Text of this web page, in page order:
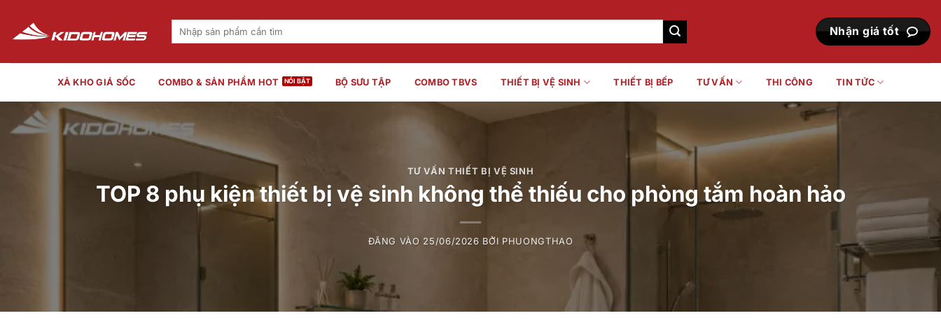
nội
dung
Tìm
Nhận giá tốt
XẢ KHO GIÁ SỐC COMBO & SẢN PHẨM HOT BỘ SƯU TẬP COMBO TBVS THIẾT BỊ VỆ SINH THIẾT BỊ BẾP TƯ VẤN THI CÔNG TIN TỨC
TƯ VẤN THIẾT BỊ VỆ SINH
TOP 8 phụ kiện thiết bị vệ sinh không thể thiếu cho phòng tắm hoàn hảo
ĐĂNG VÀO 25/06/2026 BỞI PHUONGTHAO